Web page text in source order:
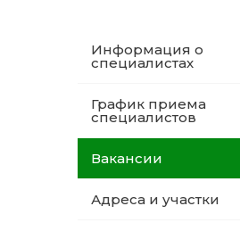
Информация о
специалистах
График приема
специалистов
Вакансии
Адреса и участки